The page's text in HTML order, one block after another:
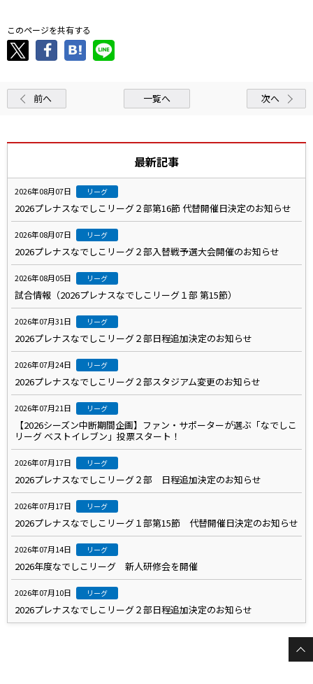
このページを共有する
前へ 一覧へ 次へ
最新記事
2026年08月07日 リーグ
2026プレナスなでしこリーグ２部第16節 代替開催日決定のお知らせ
2026年08月07日 リーグ
2026プレナスなでしこリーグ２部入替戦予選大会開催のお知らせ
2026年08月05日 リーグ
試合情報（2026プレナスなでしこリーグ１部 第15節）
2026年07月31日 リーグ
2026プレナスなでしこリーグ２部日程追加決定のお知らせ
2026年07月24日 リーグ
2026プレナスなでしこリーグ２部スタジアム変更のお知らせ
2026年07月21日 リーグ
【2026シーズン中断期間企画】ファン・サポーターが選ぶ「なでしこ
リーグ ベストイレブン」投票スタート！
2026年07月17日 リーグ
2026プレナスなでしこリーグ２部 日程追加決定のお知らせ
2026年07月17日 リーグ
2026プレナスなでしこリーグ１部第15節 代替開催日決定のお知らせ
2026年07月14日 リーグ
2026年度なでしこリーグ 新人研修会を開催
2026年07月10日 リーグ
2026プレナスなでしこリーグ２部日程追加決定のお知らせ